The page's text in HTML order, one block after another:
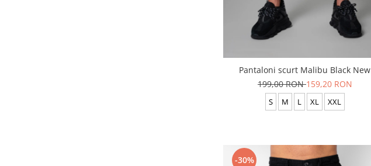
Pantaloni scurt Malibu Black New
199,00 RON159,20 RON
S M L XL XXL
-30%